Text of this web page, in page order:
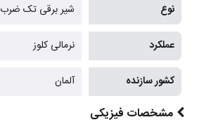
نوع شیر برقی تک ضرب
عملکرد نرمالی کلوز
کشور سازنده آلمان
مشخصات فیزیکی